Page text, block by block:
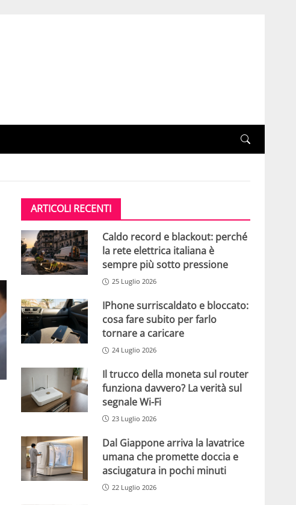
ARTICOLI RECENTI
Caldo record e blackout: perché
la rete elettrica italiana è
sempre più sotto pressione
25 Luglio 2026
IPhone surriscaldato e bloccato:
cosa fare subito per farlo
tornare a caricare
24 Luglio 2026
Il trucco della moneta sul router
funziona davvero? La verità sul
segnale Wi-Fi
23 Luglio 2026
Dal Giappone arriva la lavatrice
umana che promette doccia e
asciugatura in pochi minuti
22 Luglio 2026